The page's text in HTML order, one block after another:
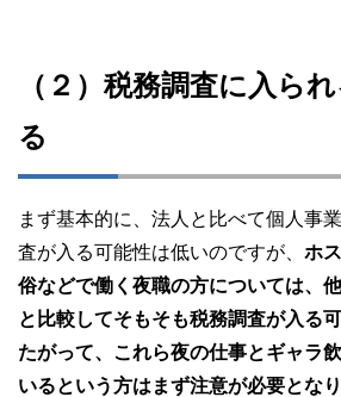
（２）税務調査に入ら
る
まず基本的に、法人と比べて個人事
査が入る可能性は低いのですが、 ホ
俗などで働く夜職の方については、
と比較してそもそも税務調査が入る
たがって、これら夜の仕事とギャラ
いるという方はまず注意が必要となり